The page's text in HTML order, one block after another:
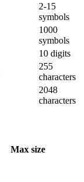
2-15
symbols
1000
symbols
10 digits
255
characters
2048
characters
Max size